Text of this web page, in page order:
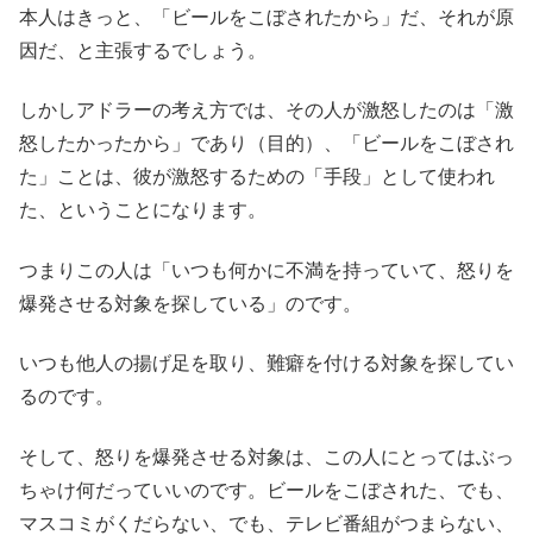
本人はきっと、「ビールをこぼされたから」だ、それが原
因だ、と主張するでしょう。
しかしアドラーの考え方では、その人が激怒したのは「激
怒したかったから」であり（目的）、「ビールをこぼされ
た」ことは、彼が激怒するための「手段」として使われ
た、ということになります。
つまりこの人は「いつも何かに不満を持っていて、怒りを
爆発させる対象を探している」のです。
いつも他人の揚げ足を取り、難癖を付ける対象を探してい
るのです。
そして、怒りを爆発させる対象は、この人にとってはぶっ
ちゃけ何だっていいのです。ビールをこぼされた、でも、
マスコミがくだらない、でも、テレビ番組がつまらない、